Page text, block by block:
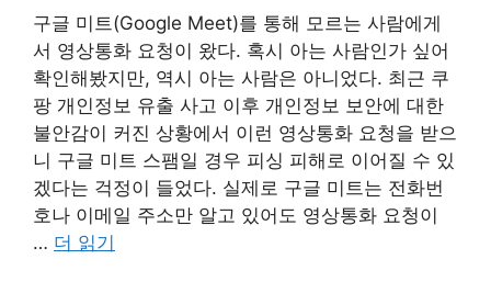
구글 미트(Google Meet)를 통해 모르는 사람에게
서 영상통화 요청이 왔다. 혹시 아는 사람인가 싶어
확인해봤지만, 역시 아는 사람은 아니었다. 최근 쿠
팡 개인정보 유출 사고 이후 개인정보 보안에 대한
불안감이 커진 상황에서 이런 영상통화 요청을 받으
니 구글 미트 스팸일 경우 피싱 피해로 이어질 수 있
겠다는 걱정이 들었다. 실제로 구글 미트는 전화번
호나 이메일 주소만 알고 있어도 영상통화 요청이
… 더 읽기